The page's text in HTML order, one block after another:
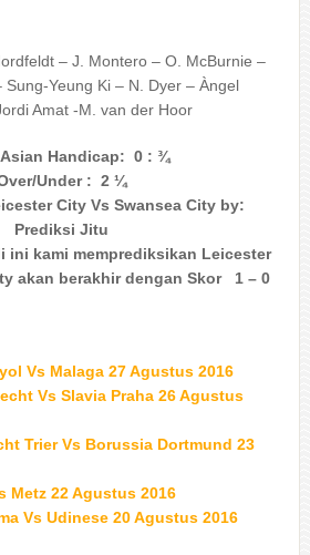
– J. Montero – O. McBurnie –
Yeung Ki – N. Dyer – Àngel
Amat -M. van der Hoor
Asian Handicap: 0 : ¾
Under : 2 ¼
City Vs Swansea City by:
Prediksi Jitu
ini kami memprediksikan Leicester
akan berakhir dengan Skor 1 – 0
Vs Malaga 27 Agustus 2016
Vs Slavia Praha 26 Agustus
Trier Vs Borussia Dortmund 23
Metz 22 Agustus 2016
Vs Udinese 20 Agustus 2016